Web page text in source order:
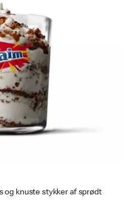
og knuste stykker af sprødt